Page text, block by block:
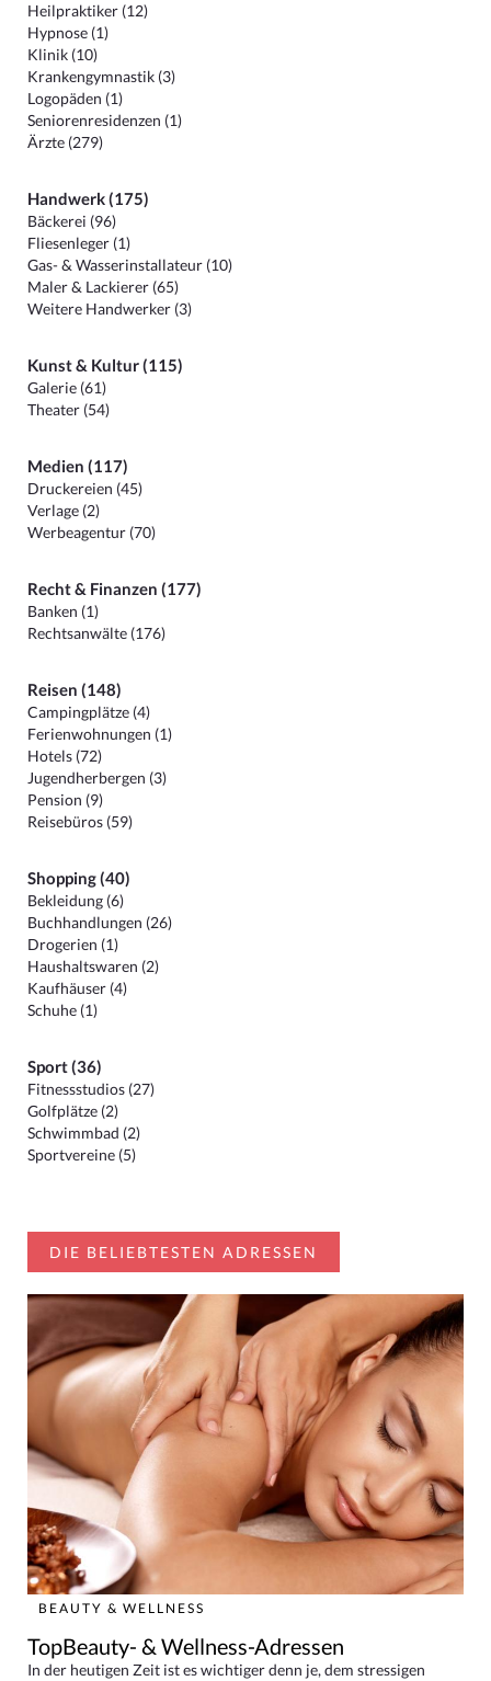
Heilpraktiker (12)
Hypnose (1)
Klinik (10)
Krankengymnastik (3)
Logopäden (1)
Seniorenresidenzen (1)
Ärzte (279)
Handwerk (175)
Bäckerei (96)
Fliesenleger (1)
Gas- & Wasserinstallateur (10)
Maler & Lackierer (65)
Weitere Handwerker (3)
Kunst & Kultur (115)
Galerie (61)
Theater (54)
Medien (117)
Druckereien (45)
Verlage (2)
Werbeagentur (70)
Recht & Finanzen (177)
Banken (1)
Rechtsanwälte (176)
Reisen (148)
Campingplätze (4)
Ferienwohnungen (1)
Hotels (72)
Jugendherbergen (3)
Pension (9)
Reisebüros (59)
Shopping (40)
Bekleidung (6)
Buchhandlungen (26)
Drogerien (1)
Haushaltswaren (2)
Kaufhäuser (4)
Schuhe (1)
Sport (36)
Fitnessstudios (27)
Golfplätze (2)
Schwimmbad (2)
Sportvereine (5)
DIE BELIEBTESTEN ADRESSEN
BEAUTY & WELLNESS
TopBeauty- & Wellness-Adressen
In der heutigen Zeit ist es wichtiger denn je, dem stressigen